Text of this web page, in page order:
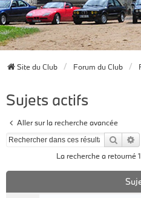
Site du Club Forum du Club
Sujets actifs
Aller sur la recherche avancée
La recherche a retourné